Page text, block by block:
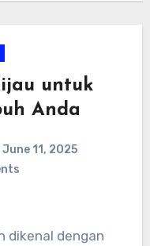
untuk
Anda
June 11, 2025
dikenal dengan